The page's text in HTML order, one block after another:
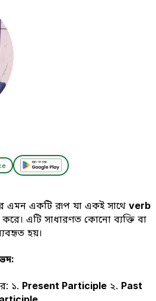
এমন একটি রূপ যা একই সাথে verb
এটি সাধারণত কোনো ব্যক্তি বা
হয়।
১. Present Participle ২. Past